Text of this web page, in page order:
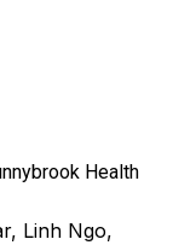
Health
Linh Ngo,